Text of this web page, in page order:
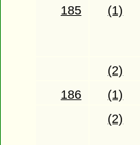
185
(1)
(2)
186
(1)
(2)